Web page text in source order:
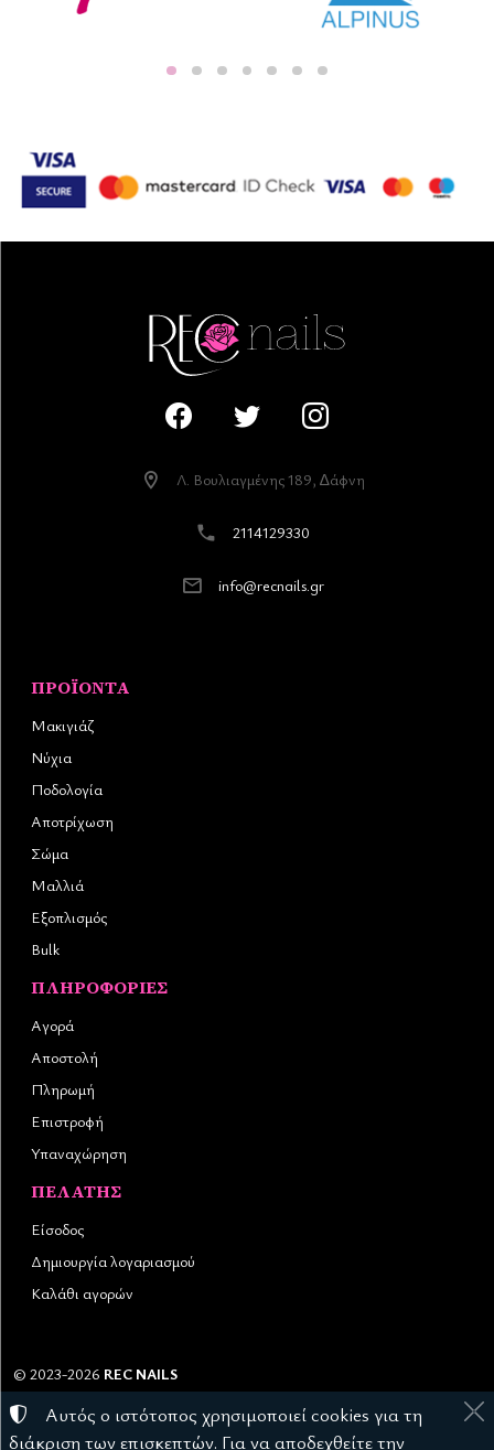
Λ. Βουλιαγµένης 189, ∆άφνη
2114129330
info@recnails.gr
ΠΡΟΪΌΝΤΑ
Μακιγιάζ
Νύχια
Ποδολογία
Αποτρίχωση
Σώμα
Μαλλιά
Εξοπλισμός
Bulk
ΠΛΗΡΟΦΟΡΊΕΣ
Αγορά
Αποστολή
Πληρωμή
Επιστροφή
Υπαναχώρηση
ΠΕΛΆΤΗΣ
Είσοδος
Δημιουργία λογαριασμού
Καλάθι αγορών
© 2023-2026 REC NAILS
Αριθμός ΓΕΜΗ:145976403000
Όροι χρήσης • Πολιτική απορρήτου •Πολιτική cookies
Αυτός ο ιστότοπος χρησιμοποιεί cookies για τη
διάκριση των επισκεπτών. Για να αποδεχθείτε την